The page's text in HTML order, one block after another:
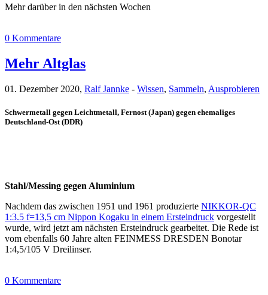
Mehr darüber in den nächsten Wochen
0 Kommentare
Mehr Altglas
01. Dezember 2020, Ralf Jannke - Wissen, Sammeln, Ausprobieren
Schwermetall gegen Leichtmetall, Fernost (Japan) gegen ehemaliges
Deutschland-Ost (DDR)
Stahl/Messing gegen Aluminium
Nachdem das zwischen 1951 und 1961 produzierte NIKKOR-QC
1:3.5 f=13,5 cm Nippon Kogaku in einem Ersteindruck vorgestellt
wurde, wird jetzt am nächsten Ersteindruck gearbeitet. Die Rede ist
vom ebenfalls 60 Jahre alten FEINMESS DRESDEN Bonotar
1:4,5/105 V Dreilinser.
0 Kommentare